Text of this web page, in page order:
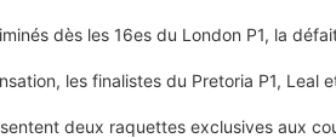
dès les 16es du London P1, la
les finalistes du Pretoria P1, Leal
deux raquettes exclusives aux